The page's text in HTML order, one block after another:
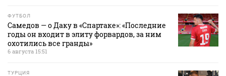
ФУТБОЛ
Самедов — о Даку в «Спартаке»: «Последние
годы он входит в элиту форвардов, за ним
охотились все гранды»
6 августа 15:51
ТУРЦИЯ